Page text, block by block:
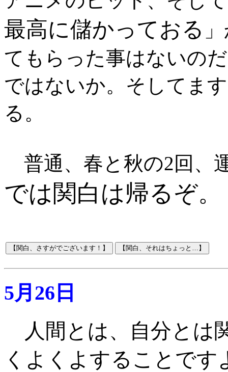
最高に儲かっておる
てもらった事はないの
ではないか。そしてま
る。
普通、春と秋の2回、
では関白は帰るぞ。
5月26日
人間とは、自分とは
くよくよすることです